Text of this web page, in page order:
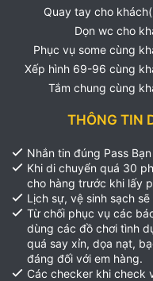
Quay tay cho
Dọn wc cho
Phục vụ some cùng
Xếp hình 69-96 cùng
Tắm chung cùng
THÔNG TIN
Nhắn tin đúng Pass
Khi di chuyển quá 30
cho hàng trước khi lấy
Lịch sự, vệ sinh sạch
Từ chối phục vụ các
dùng các đồ chơi tình
quá say xỉn, dọa nạt,
đáng đối với em hàng.
Các checker khi check